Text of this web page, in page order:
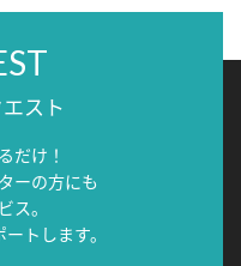
スト
だけ！
ーの方にも
ス。
トします。